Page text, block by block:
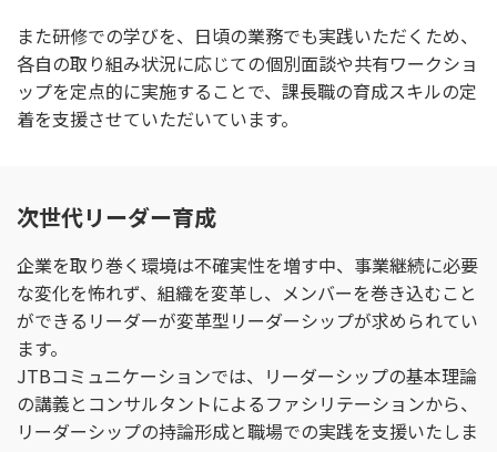
また研修での学びを、日頃の業務でも実践いただくため、
各自の取り組み状況に応じての個別面談や共有ワークショ
ップを定点的に実施することで、課長職の育成スキルの定
着を支援させていただいています。
次世代リーダー育成
企業を取り巻く環境は不確実性を増す中、事業継続に必要
な変化を怖れず、組織を変革し、メンバーを巻き込むこと
ができるリーダーが変革型リーダーシップが求められてい
ます。
JTBコミュニケーションでは、リーダーシップの基本理論
の講義とコンサルタントによるファシリテーションから、
リーダーシップの持論形成と職場での実践を支援いたしま